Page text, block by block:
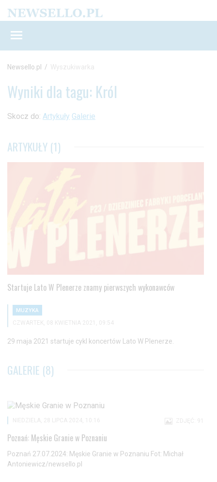
Newsello.pl / Wyszukiwarka
Wyniki dla tagu: Król
Skocz do: Artykuły Galerie
ARTYKUŁY (1)
Startuje Lato W Plenerze znamy pierwszych wykonawców
MUZYKA
CZWARTEK, 08 KWIETNIA 2021, 09:54
29 maja 2021 startuje cykl koncertów Lato W Plenerze.
GALERIE (8)
ZDJĘĆ: 91
NIEDZIELA, 28 LIPCA 2024, 10:16
Poznań: Męskie Granie w Poznaniu
Poznań 27.07.2024: Męskie Granie w Poznaniu Fot: Michał
Antoniewicz/newsello.pl